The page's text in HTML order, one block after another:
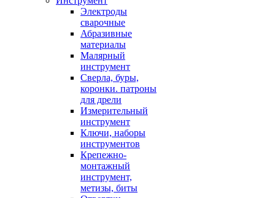
Электроды
сварочные
Абразивные
материалы
Малярный
инструмент
Сверла, буры,
коронки. патроны
для дрели
Измерительный
инструмент
Ключи, наборы
инструментов
Крепежно-
монтажный
инструмент,
метизы, биты